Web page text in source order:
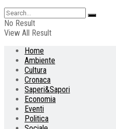
No Result
View All Result
Home
Ambiente
Cultura
Cronaca
Saperi&Sapori
Economia
Eventi
Politica